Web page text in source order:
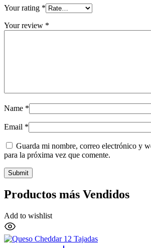
Your rating *
Your review *
Name *
Email *
Guarda mi nombre, correo electrónico y
para la próxima vez que comente.
Productos más Vendidos
Add to wishlist